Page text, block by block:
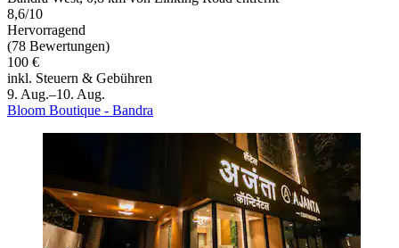
8,6/10
Hervorragend
(78 Bewertungen)
100 €
inkl. Steuern & Gebühren
9. Aug.–10. Aug.
Bloom Boutique - Bandra